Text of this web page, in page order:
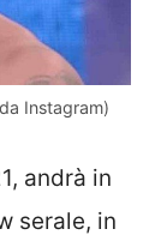
Instagram)
andrà in
serale, in